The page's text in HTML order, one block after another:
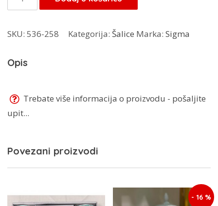
6/1
količina
SKU: 536-258 Kategorija: Šalice Marka: Sigma
Opis
Trebate više informacija o proizvodu - pošaljite
upit...
Povezani proizvodi
- 16 %